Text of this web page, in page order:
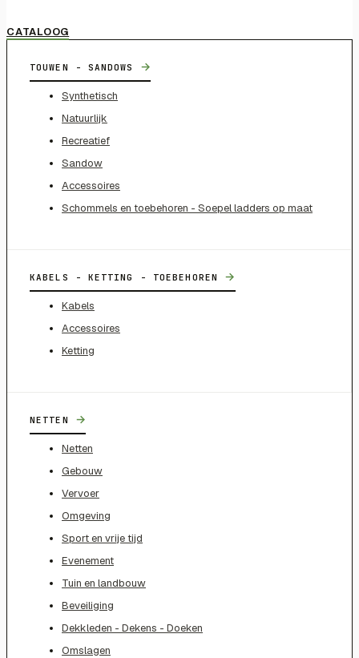
CATALOOG
TOUWEN - SANDOWS →
Synthetisch
Natuurlijk
Recreatief
Sandow
Accessoires
Schommels en toebehoren - Soepel ladders op maat
KABELS - KETTING - TOEBEHOREN →
Kabels
Accessoires
Ketting
NETTEN →
Netten
Gebouw
Vervoer
Omgeving
Sport en vrije tijd
Evenement
Tuin en landbouw
Beveiliging
Dekkleden - Dekens - Doeken
Omslagen